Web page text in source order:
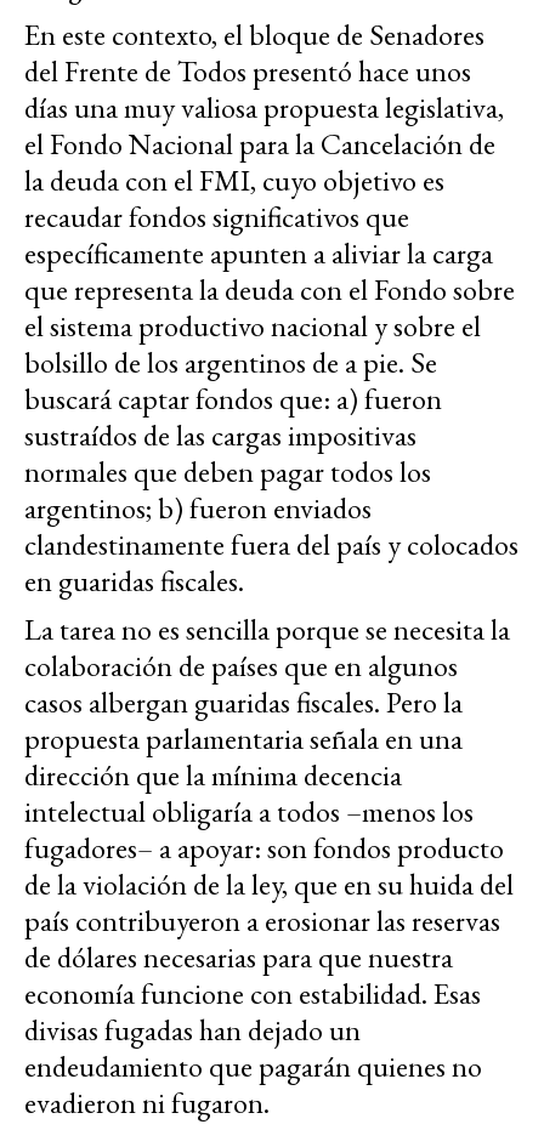
En este contexto, el bloque de Senadores
del Frente de Todos presentó hace unos
días una muy valiosa propuesta legislativa,
el Fondo Nacional para la Cancelación de
la deuda con el FMI, cuyo objetivo es
recaudar fondos significativos que
específicamente apunten a aliviar la carga
que representa la deuda con el Fondo sobre
el sistema productivo nacional y sobre el
bolsillo de los argentinos de a pie. Se
buscará captar fondos que: a) fueron
sustraídos de las cargas impositivas
normales que deben pagar todos los
argentinos; b) fueron enviados
clandestinamente fuera del país y colocados
en guaridas fiscales.
La tarea no es sencilla porque se necesita la
colaboración de países que en algunos
casos albergan guaridas fiscales. Pero la
propuesta parlamentaria señala en una
dirección que la mínima decencia
intelectual obligaría a todos –menos los
fugadores– a apoyar: son fondos producto
de la violación de la ley, que en su huida del
país contribuyeron a erosionar las reservas
de dólares necesarias para que nuestra
economía funcione con estabilidad. Esas
divisas fugadas han dejado un
endeudamiento que pagarán quienes no
evadieron ni fugaron.